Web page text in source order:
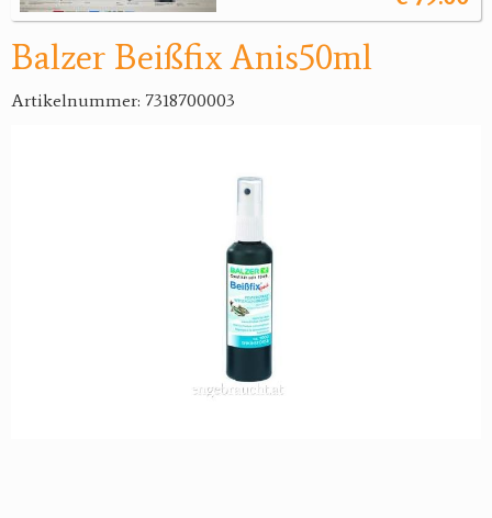
Balzer Beißfix Anis50ml
Artikelnummer: 7318700003